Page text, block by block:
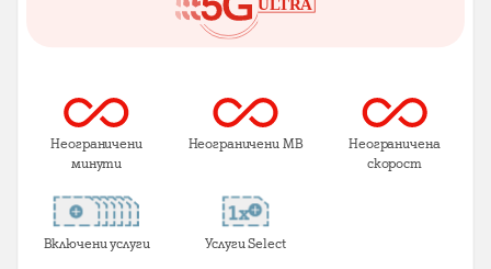
Неограничени
минути
Неограничени MB Неограничена
скорост
Включени услуги Услуги Select